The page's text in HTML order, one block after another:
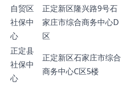
自贸区
社保中
心
正定新区隆兴路9号石
家庄市综合商务中心D
区
正定县
社保中
心
正定新区石家庄市综合
商务中心C区5楼